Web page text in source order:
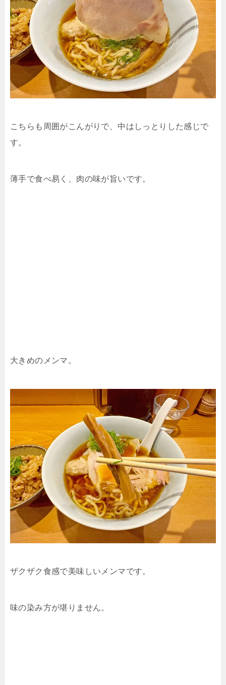
こちらも周囲がこんがりで、中はしっとりした感じで
す。
薄手で食べ易く、肉の味が旨いです。
大きめのメンマ。
ザクザク食感で美味しいメンマです。
味の染み方が堪りません。